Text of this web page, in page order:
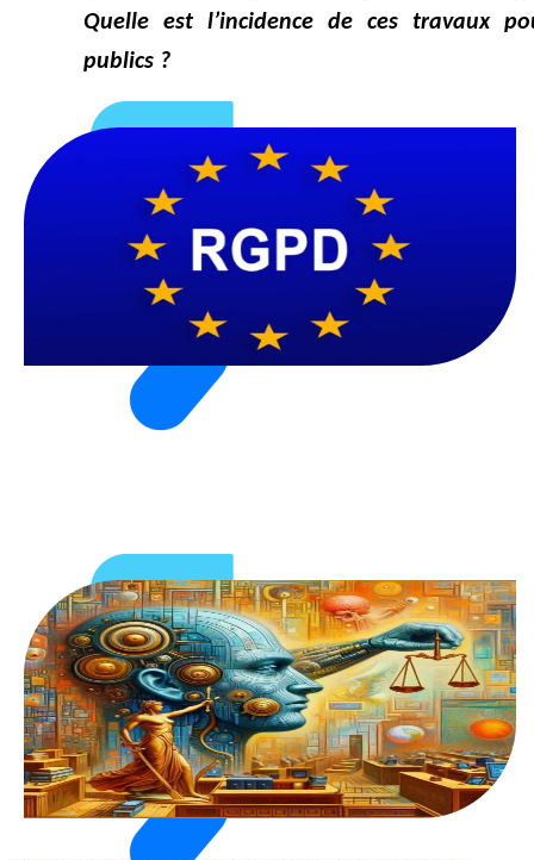
Quelle est l’incidence de ces travaux
publics ?